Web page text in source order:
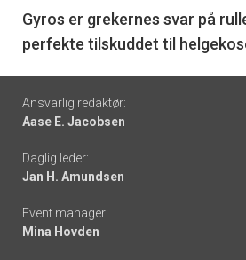
6
Gyros er grekernes svar på
perfekte tilskuddet til
Footer
-
links
Ansvarlig redaktør:
Aase E. Jacobsen
Daglig leder:
Jan H. Amundsen
Event manager:
Mina Hovden